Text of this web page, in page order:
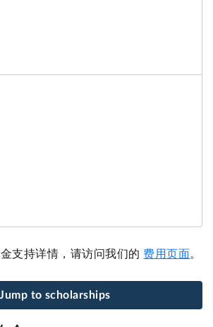
支持详情，请访问我们的 费用页面 。
Jump to scholarships